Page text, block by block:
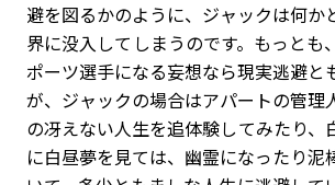
避を図るかのように、ジャックは何か
界に没入してしまうのです。もっとも
ポーツ選手になる妄想なら現実逃避と
が、ジャックの場合はアパートの管理
の冴えない人生を追体験してみたり、
に白昼夢を見ては、幽霊になったり泥